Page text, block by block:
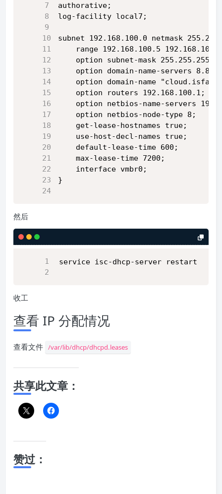
authorative;
log-facility local7;
subnet 192.168.100.0 netmask
range 192.168.100.5
option subnet-mask
option domain-name-servers
option domain-name
    option routers 192.168.100.1;
option netbios-name-servers
    option netbios-node-type 8;
    get-lease-hostnames true;
    use-host-decl-names true;
    default-lease-time 600;
    max-lease-time 7200;
    interface vmbr0;
}
然后
service isc-dhcp-server restart
收工
查看 IP 分配情况
查看文件 /var/lib/dhcp/dhcpd.leases
共享此文章：
赞过：